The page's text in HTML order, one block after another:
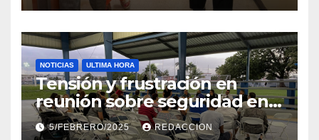
NOTICIAS ULTIMA HORA
Tensión y frustración en
reunión sobre seguridad en
Reparto Metropolitano
5/FEBRERO/2025 REDACCION